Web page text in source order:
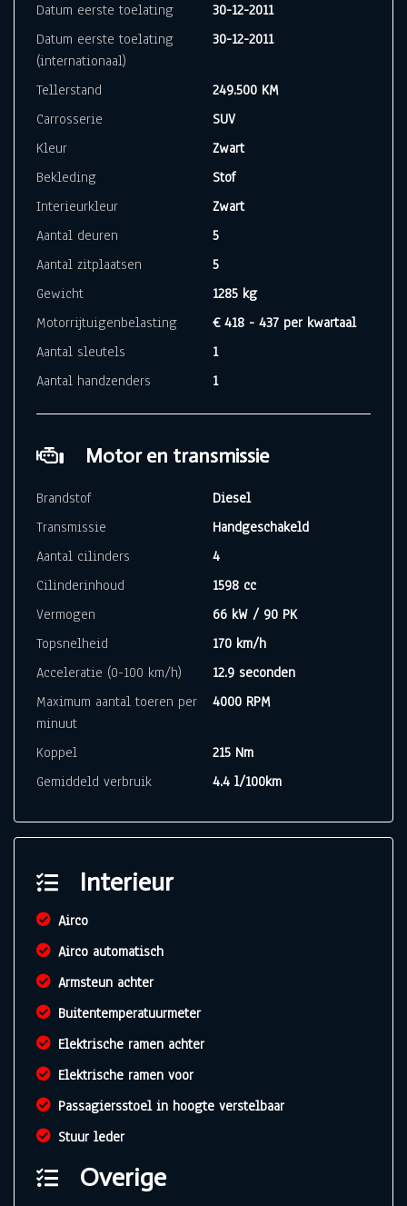
Datum eerste toelating
30-12-2011
Datum eerste toelating
(internationaal)
30-12-2011
Tellerstand
249.500 KM
Carrosserie
SUV
Kleur
Zwart
Bekleding
Stof
Interieurkleur
Zwart
Aantal deuren
5
Aantal zitplaatsen
5
Gewicht
1285 kg
Motorrijtuigenbelasting
€ 418 - 437 per kwartaal
Aantal sleutels
1
Aantal handzenders
1
Motor en transmissie
Brandstof
Diesel
Transmissie
Handgeschakeld
Aantal cilinders
4
Cilinderinhoud
1598 cc
Vermogen
66 kW / 90 PK
Topsnelheid
170 km/h
Acceleratie (0-100 km/h)
12.9 seconden
Maximum aantal toeren per
minuut
4000 RPM
Koppel
215 Nm
Gemiddeld verbruik
4.4 l/100km
Interieur
Airco
Airco automatisch
Armsteun achter
Buitentemperatuurmeter
Elektrische ramen achter
Elektrische ramen voor
Passagiersstoel in hoogte verstelbaar
Stuur leder
Overige